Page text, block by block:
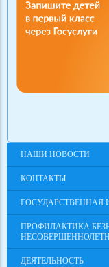
НАШИ НОВОСТИ
КОНТАКТЫ
ГОСУДАРСТВЕННАЯ
ПРОФИЛАКТИКА
ДЕЯТЕЛЬНОСТЬ